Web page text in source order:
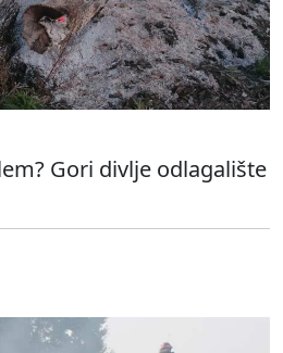
Gori divlje odlagalište